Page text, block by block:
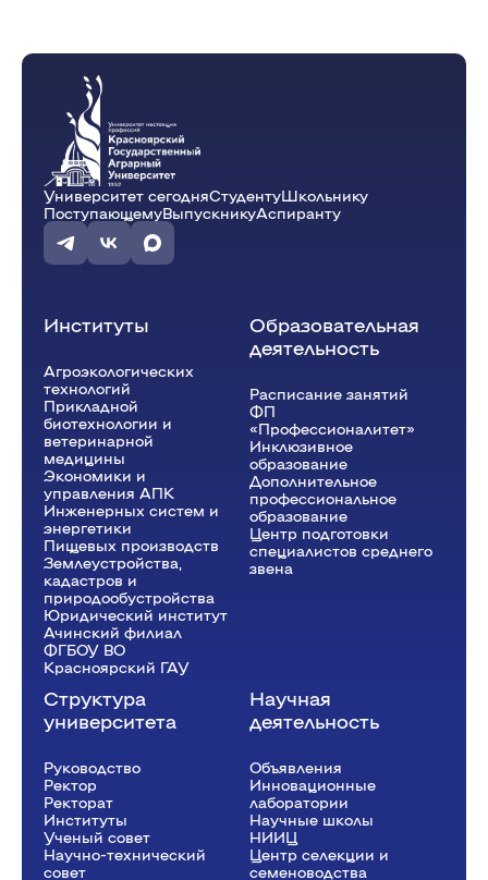
Университет сегодняСтудентуШкольнику
ПоступающемуВыпускникуАспиранту
Институты
Агроэкологических
технологий
Прикладной
биотехнологии и
ветеринарной
медицины
Экономики и
управления АПК
Инженерных систем и
энергетики
Пищевых производств
Землеустройства,
кадастров и
природообустройства
Юридический институт
Ачинский филиал
ФГБОУ ВО
Красноярский ГАУ
Образовательная
деятельность
Расписание занятий
ФП
«Профессионалитет»
Инклюзивное
образование
Дополнительное
профессиональное
образование
Центр подготовки
специалистов среднего
звена
Структура
университета
Руководство
Ректор
Рeкторат
Институты
Ученый совет
Научно-технический
совет
Научная
деятельность
Объявления
Инновационные
лаборатории
Научные школы
НИИЦ
Центр селекции и
семеноводства